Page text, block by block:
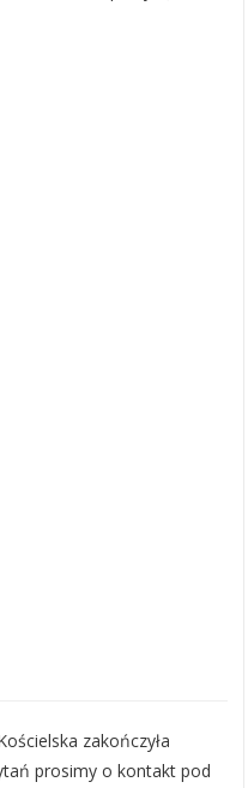
zakończyła
prosimy o kontakt pod